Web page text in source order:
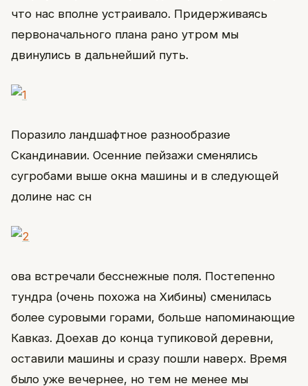
что нас вполне устраивало. Придерживаясь
первоначального плана рано утром мы
двинулись в дальнейший путь.
Поразило ландшафтное разнообразие
Скандинавии. Осенние пейзажи сменялись
сугробами выше окна машины и в следующей
долине нас сн
ова встречали бесснежные поля. Постепенно
тундра (очень похожа на Хибины) сменилась
более суровыми горами, больше напоминающие
Кавказ. Доехав до конца тупиковой деревни,
оставили машины и сразу пошли наверх. Время
было уже вечернее, но тем не менее мы